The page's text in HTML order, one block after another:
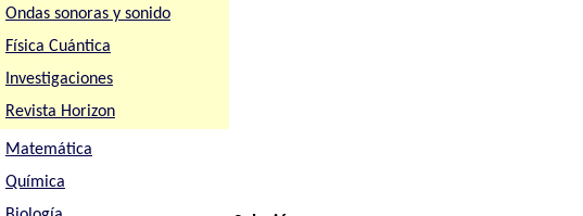
Ondas sonoras y sonido
Física Cuántica
Investigaciones
Revista Horizon
Matemática
Química